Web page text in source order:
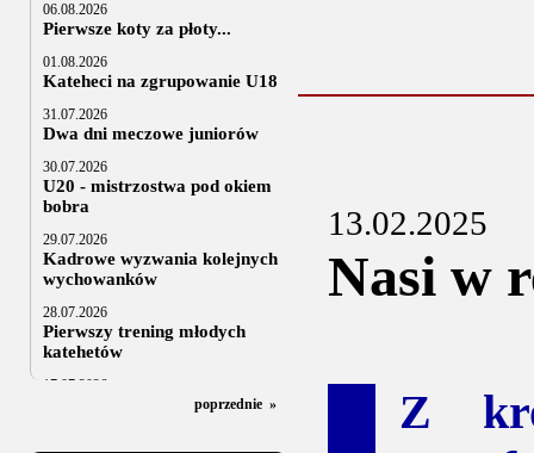
06.08.2026
Pierwsze koty za płoty...
01.08.2026
Kateheci na zgrupowanie U18
31.07.2026
Dwa dni meczowe juniorów
30.07.2026
U20 - mistrzostwa pod okiem
bobra
29.07.2026
Kadrowe wyzwania kolejnych
wychowanków
28.07.2026
Pierwszy trening młodych
katehetów
17.07.2026
U20: z kraju i z zagranicy
poprzednie »
13.02.2025
Nasi w
Z